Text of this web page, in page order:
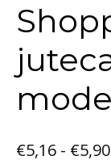
€5,16 - €5,90